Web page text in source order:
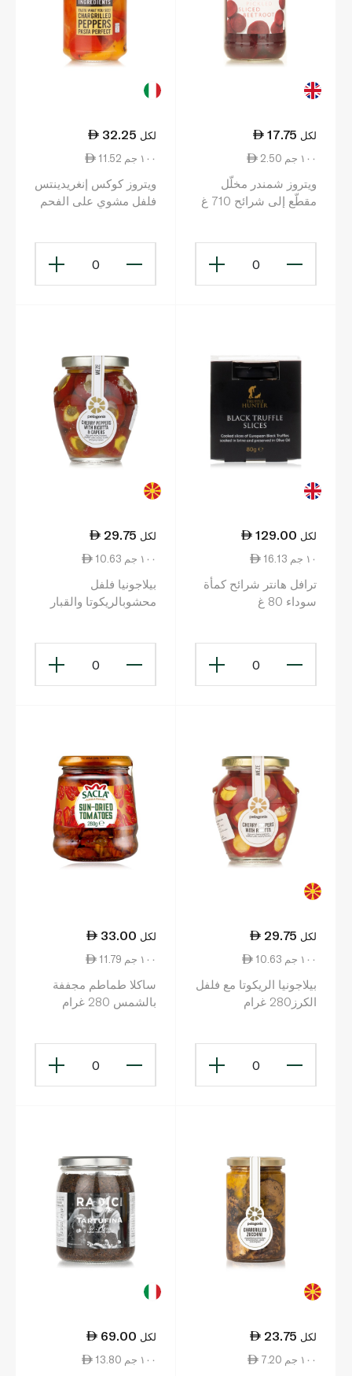
17.75 لكل
2.50 ١٠٠ جم
ويتروز شمندر مخلّل
مقطّع إلى شرائح 710 غ
0
32.25 لكل
11.52 ١٠٠ جم
ويتروز كوكس إنغريدينتس
فلفل مشوي على الفحم
0
129.00 لكل
16.13 ١٠ جم
ترافل هانتر شرائح كمأة
سوداء 80 غ
0
29.75 لكل
10.63 ١٠٠ جم
بيلاجونيا فلفل
محشوبالريكوتا والقبار
0
29.75 لكل
10.63 ١٠٠ جم
بيلاجونيا الريكوتا مع فلفل
الكرز280 غرام
0
33.00 لكل
11.79 ١٠٠ جم
ساكلا طماطم مجففة
بالشمس 280 غرام
0
23.75 لكل
7.20 ١٠٠ جم
69.00 لكل
13.80 ١٠٠ جم